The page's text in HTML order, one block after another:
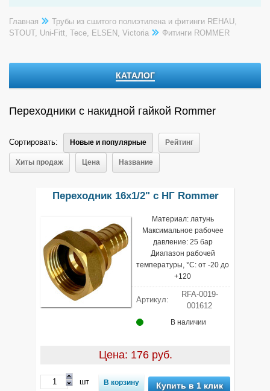
Главная
Трубы из сшитого полиэтилена и фитинги REHAU,
STOUT, Uni-Fitt, Tece, ELSEN, Victoria
Фитинги ROMMER
КАТАЛОГ
Переходники с накидной гайкой Rommer
Сортировать: Новые и популярные Рейтинг
Хиты продаж Цена Название
Переходник 16х1/2" с НГ Rommer
Материал: латунь
Максимальное рабочее
давление: 25 бар
Диапазон рабочей
температуры, °С: от -20 до
+120
Артикул:
RFA-0019-
001612
В наличии
Цена: 176 руб.
шт Купить в 1 клик